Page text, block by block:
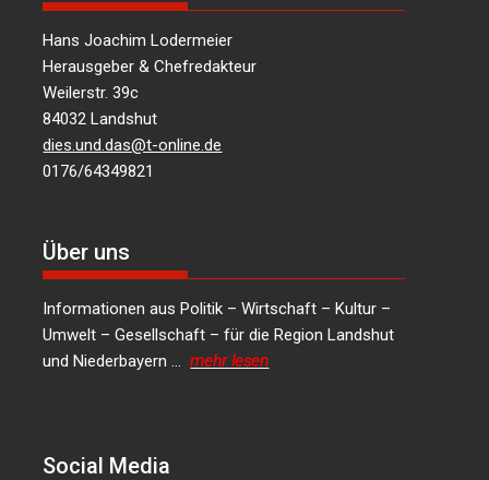
Hans Joachim Lodermeier
Herausgeber & Chefredakteur
Weilerstr. 39c
84032 Landshut
dies.und.das@t-online.de
0176/64349821
Über uns
Informationen aus Politik – Wirtschaft – Kultur –
Umwelt – Gesellschaft – für die Region Landshut
und Niederbayern …mehr lesen
Social Media